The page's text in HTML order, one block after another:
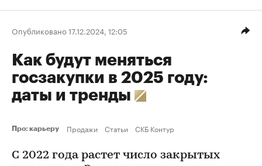
Опубликовано 17.12.2024, 12:05
Как будут меняться
госзакупки в 2025 году:
даты и тренды
Про: карьеру Продажи Статьи СКБ Контур
С 2022 года растет число закрытых